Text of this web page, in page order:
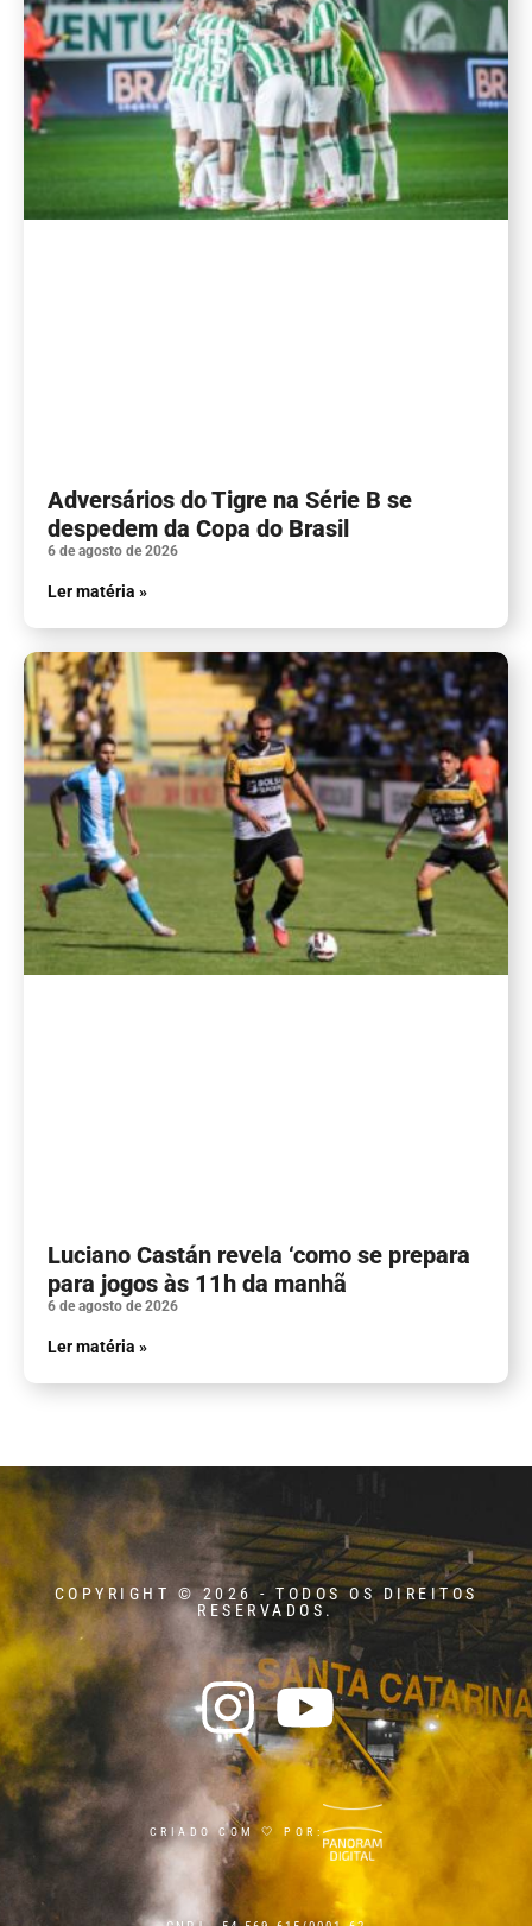
Adversários do Tigre na Série B se
despedem da Copa do Brasil
6 de agosto de 2026
Ler matéria »
Luciano Castán revela ‘como se prepara
para jogos às 11h da manhã
6 de agosto de 2026
Ler matéria »
COPYRIGHT © 2026 - TODOS OS DIREITOS
RESERVADOS.
CRIADO COM 🤍 POR: